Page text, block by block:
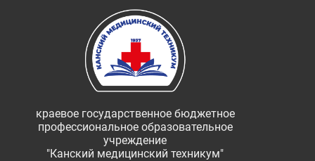
краевое государственное бюджетное
профессиональное образовательное
учреждение
"Канский медицинский техникум"